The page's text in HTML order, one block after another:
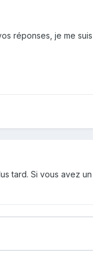
réponses, je me
tard. Si vous avez un